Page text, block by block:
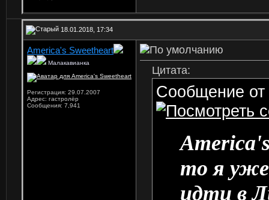
18.01.2018, 17:34
America's Sweetheart
Малакавианка
Регистрация: 29.07.2007
Адрес: гастролёр
Сообщения: 7,941
Цитата:
Сообщение от
то я
идти в